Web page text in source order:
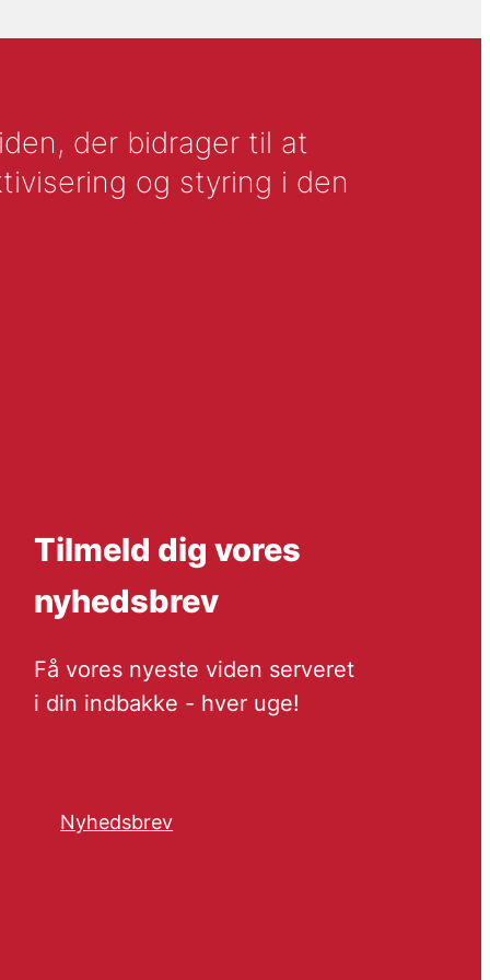
der bidrager til at
og styring i den
Tilmeld dig vores
nyhedsbrev
Få vores nyeste viden serveret
i din indbakke - hver uge!
Nyhedsbrev